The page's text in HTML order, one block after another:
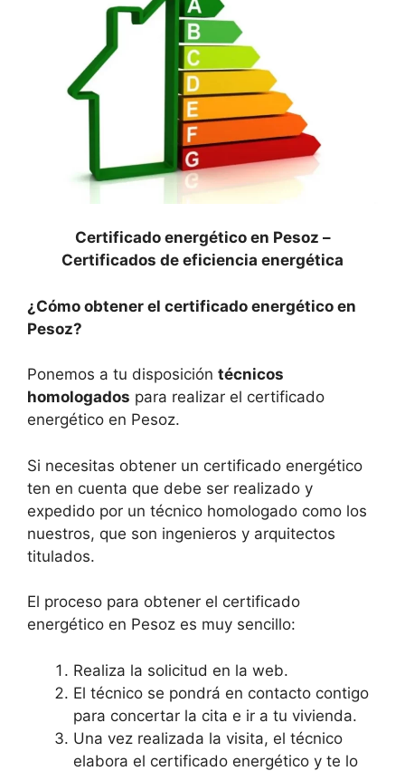
Certificado energético en Pesoz –
Certificados de eficiencia energética
¿Cómo obtener el certificado energético en
Pesoz?
Ponemos a tu disposición técnicos
homologados para realizar el certificado
energético en Pesoz.
Si necesitas obtener un certificado energético
ten en cuenta que debe ser realizado y
expedido por un técnico homologado como los
nuestros, que son ingenieros y arquitectos
titulados.
El proceso para obtener el certificado
energético en Pesoz es muy sencillo:
Realiza la solicitud en la web.
El técnico se pondrá en contacto contigo
para concertar la cita e ir a tu vivienda.
Una vez realizada la visita, el técnico
elabora el certificado energético y te lo